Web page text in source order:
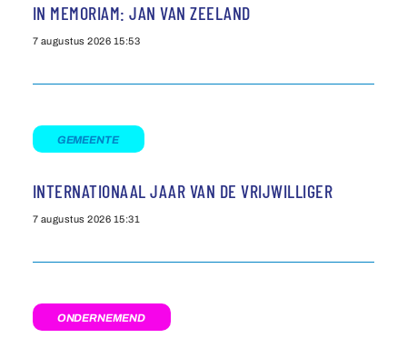
IN MEMORIAM: JAN VAN ZEELAND
7 augustus 2026 15:53
GEMEENTE
INTERNATIONAAL JAAR VAN DE VRIJWILLIGER
7 augustus 2026 15:31
ONDERNEMEND